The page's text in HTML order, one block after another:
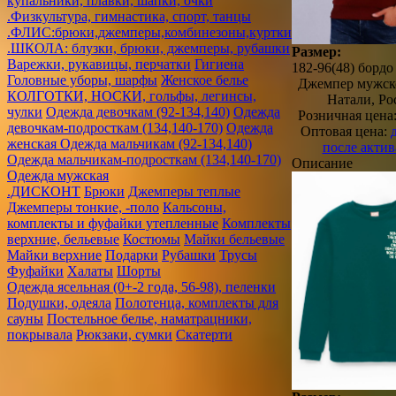
.Физкультура, гимнастика, спорт, танцы
.ФЛИС:брюки,джемперы,комбинезоны,куртки
.ШКОЛА: блузки, брюки, джемперы, рубашки
Варежки, рукавицы, перчатки Гигиена
Головные уборы, шарфы Женское белье
КОЛГОТКИ, НОСКИ, гольфы, легинсы,
чулки Одежда девочкам (92-134,140) Одежда
девочкам-подросткам (134,140-170) Одежда
женская Одежда мальчикам (92-134,140)
Одежда мальчикам-подросткам (134,140-170)
Одежда мужская
.ДИСКОНТ Брюки Джемперы теплые
Джемперы тонкие, -поло Кальсоны,
комплекты и фуфайки утепленные Комплекты
верхние, бельевые Костюмы Майки бельевые
Майки верхние Подарки Рубашки Трусы
Фуфайки Халаты Шорты
Одежда ясельная (0+-2 года, 56-98), пеленки
Подушки, одеяла Полотенца, комплекты для
сауны Постельное белье, наматрацники,
покрывала Рюкзаки, сумки Скатерти
Размер:
182-96(48) бордо
Джемпер
Натали,
Розничная
Оптовая цена:
после
Описание